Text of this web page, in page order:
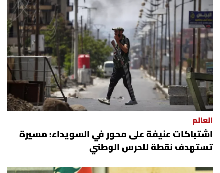
العالم
اشتباكات عنيفة على محور في السويداء: مسيرة
تستهدف نقطة للحرس الوطني